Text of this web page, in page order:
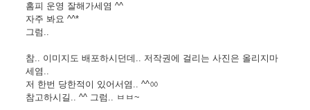
홈피 운영 잘해가세염 ^^
자주 봐요 ^^*
그럼..
참.. 이미지도 배포하시던데.. 저작권에 걸리는 사진은 올리지마
세염..
저 한번 당한적이 있어서염.. ^^ㆀ
참고하시길.. ^^ 그럼.. ㅂㅂ~